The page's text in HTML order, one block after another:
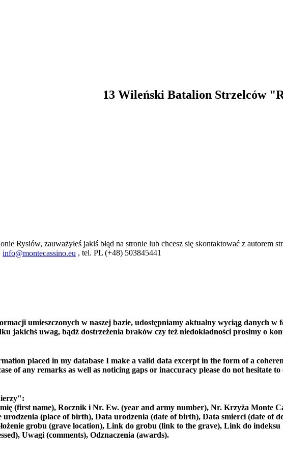
13 Wileński Batalion Strzelców
Rysiów, zauważyłeś jakiś błąd na stronie lub chcesz się skontaktować z autorem
info@montecassino.eu , tel. PL (+48) 503845441
umieszczonych w naszej bazie, udostępniamy aktualny wyciąg danych w
jakichś uwag, bądź dostrzeżenia braków czy też niedokładności prosimy o
placed in my database I make a valid data excerpt in the form of a
of any remarks as well as noticing gaps or inaccuracy please do not hesitate to
(first name), Rocznik i Nr. Ew. (year and army number), Nr. Krzyża Monte
(place of birth), Data urodzenia (date of birth), Data smierci (date of
grobu (grave location), Link do grobu (link to the grave), Link do indeksu
Uwagi (comments), Odznaczenia (awards).